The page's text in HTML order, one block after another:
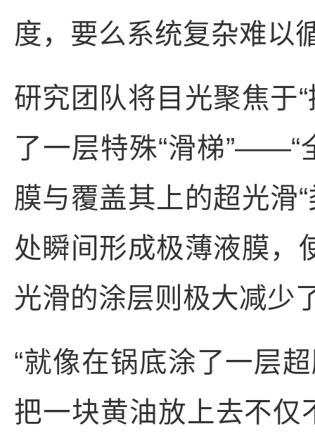
度，要么系统复杂难以
研究团队将目光聚焦于
了一层特殊“滑梯”——“
膜与覆盖其上的超光滑
处瞬间形成极薄液膜，
光滑的涂层则极大减少
“就像在锅底涂了一层
把一块黄油放上去不仅